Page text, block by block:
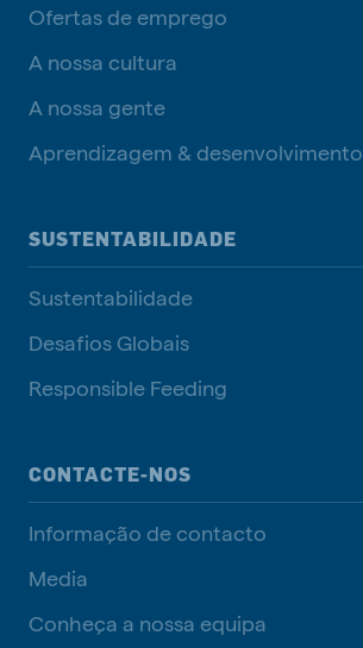
Ofertas de emprego
A nossa cultura
A nossa gente
Aprendizagem & desenvolvimento
SUSTENTABILIDADE
Sustentabilidade
Desafios Globais
Responsible Feeding
CONTACTE-NOS
Informação de contacto
Media
Conheça a nossa equipa